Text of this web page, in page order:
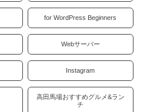
for WordPress Beginners
Webサーバー
Instagram
高田馬場おすすめグルメ&ラン
チ